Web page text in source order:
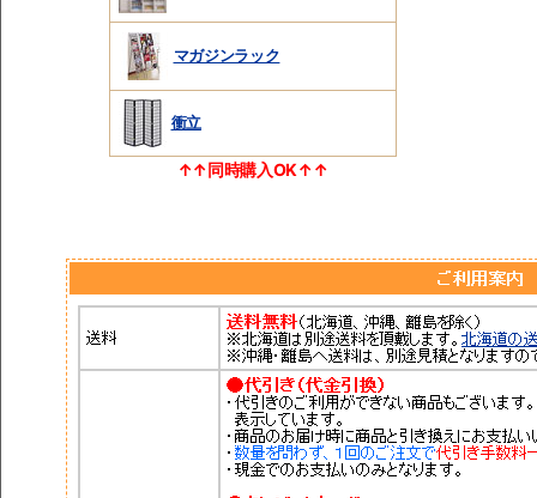
マガジンラック
衝立
↑↑同時購入OK↑↑